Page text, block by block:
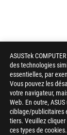
ASUSTek
des technologies
essentielles, par
Vous pouvez les
votre navigateur,
Web. En outre,
ciblage/publicitaires
tiers. Veuillez
ces types de